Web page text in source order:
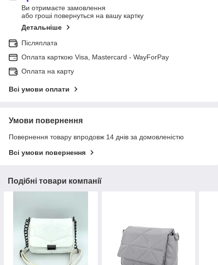
Ви отримаєте замовлення
або гроші повернуться на вашу картку
Детальніше
Післяплата
Оплата карткою Visa, Mastercard - WayForPay
Оплата на карту
Всі умови оплати
Умови повернення
Повернення товару впродовж 14 днів за домовленістю
Всі умови повернення
Подібні товари компанії